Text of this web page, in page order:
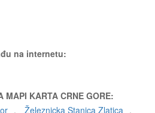
na internetu:
MAPI KARTA CRNE GORE:
, Železnicka Stanica Zlatica ,